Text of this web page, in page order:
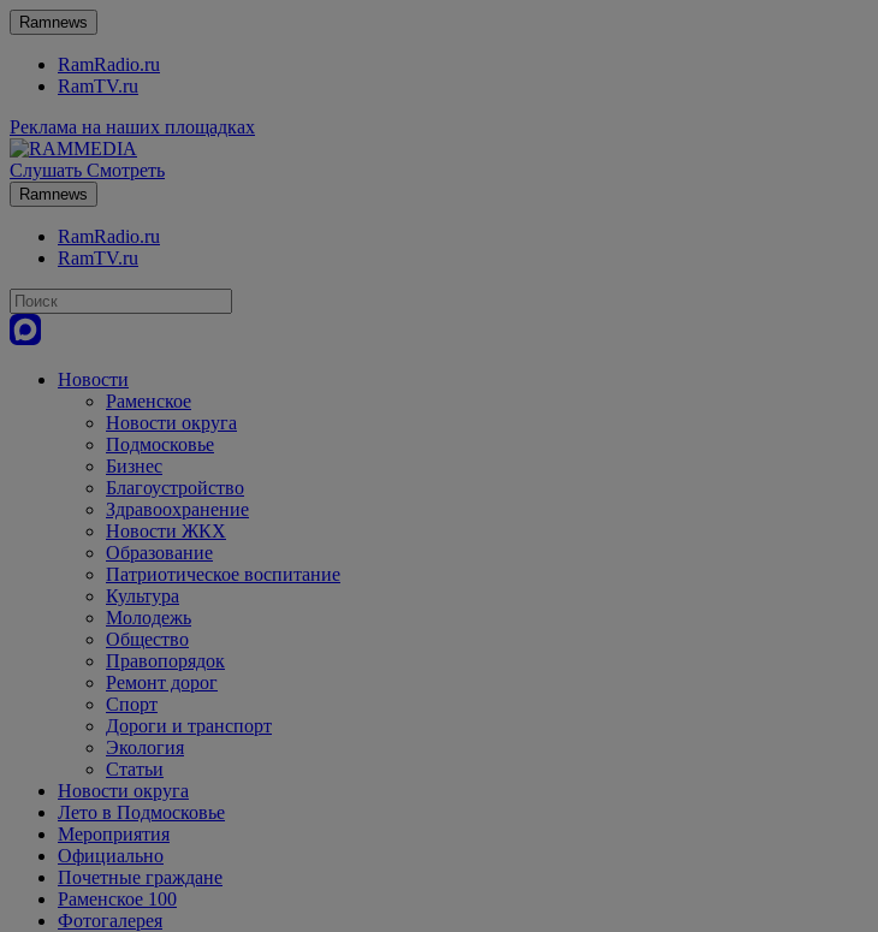
Ramnews
RamRadio.ru
RamTV.ru
Реклама на наших площадках
Слушать Смотреть
Ramnews
RamRadio.ru
RamTV.ru
Новости
Раменское
Новости округа
Подмосковье
Бизнес
Благоустройство
Здравоохранение
Новости ЖКХ
Образование
Патриотическое воспитание
Культура
Молодежь
Общество
Правопорядок
Ремонт дорог
Спорт
Дороги и транспорт
Экология
Статьи
Новости округа
Лето в Подмосковье
Мероприятия
Официально
Почетные граждане
Раменское 100
Фотогалерея